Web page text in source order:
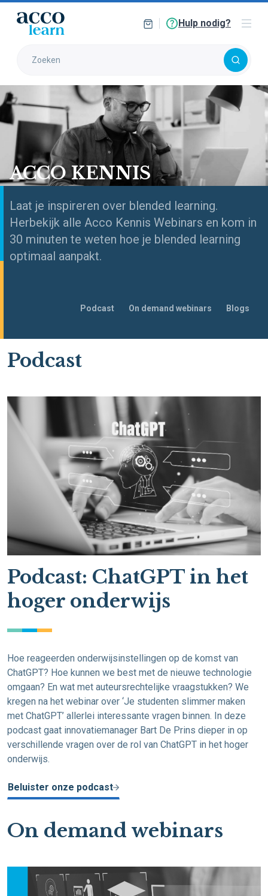
Hulp nodig?
ACCO KENNIS
Laat je inspireren over blended learning.
Herbekijk alle Acco Kennis Webinars en kom in
30 minuten te weten hoe je blended learning
optimaal aanpakt.
Podcast On demand webinars Blogs
Podcast
Podcast: ChatGPT in het
hoger onderwijs
Hoe reageerden onderwijsinstellingen op de komst van
ChatGPT? Hoe kunnen we best met de nieuwe technologie
omgaan? En wat met auteursrechtelijke vraagstukken? We
kregen na het webinar over ‘Je studenten slimmer maken
met ChatGPT’ allerlei interessante vragen binnen. In deze
podcast gaat innovatiemanager Bart De Prins dieper in op
verschillende vragen over de rol van ChatGPT in het hoger
onderwijs.
Beluister onze podcast
On demand webinars